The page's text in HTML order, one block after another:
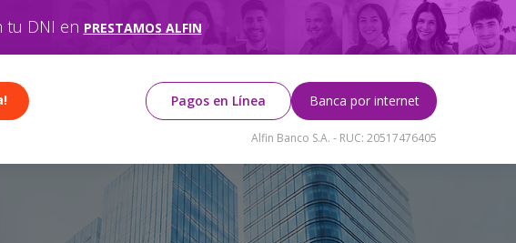
en PRESTAMOS ALFIN
Pagos en Línea Banca por internet
Alfin Banco S.A. - RUC: 20517476405